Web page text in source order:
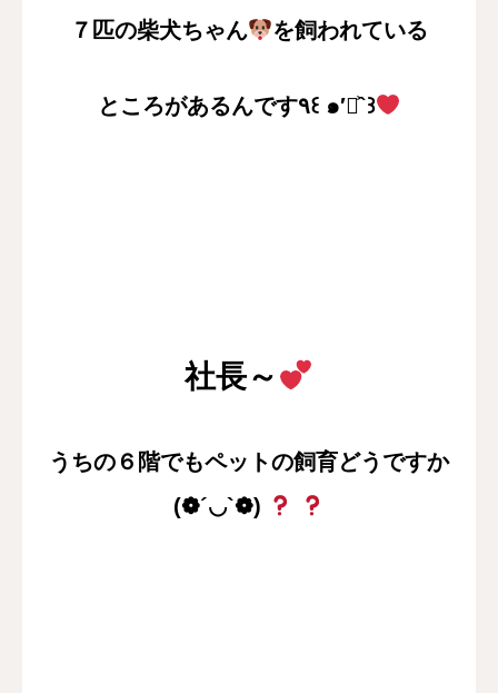
７匹の柴犬ちゃん を飼われている
ところがあるんです٩꒰ ๑′◡͐`꒱
社長～
うちの６階でもペットの飼育どうですか
(❁´◡`❁)